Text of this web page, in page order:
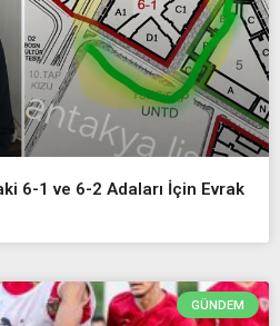
6-1 ve 6-2 Adaları İçin Evrak
GÜNDEM